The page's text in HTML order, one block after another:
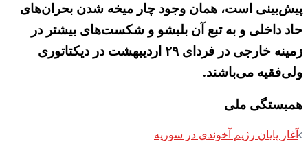
پیش‌بینی است، همان وجود چار میخه شدن بحران‌های
حاد داخلی و به تبع آن بلبشو و شکست‌های بیشتر در
زمینه خارجی در فردای ۲۹ اردیبهشت در دیکتاتوری
ولی‌فقیه می‌باشند.
همبستگی ملی
Post
آغاز پایان رژیم آخوندی در سوریه